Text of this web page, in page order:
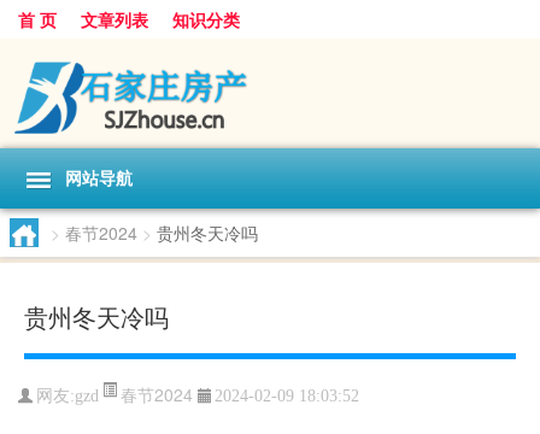
首 页 文章列表 知识分类
网站导航
> 春节2024 > 贵州冬天冷吗
贵州冬天冷吗
网友:gzd 春节2024 2024-02-09 18:03:52